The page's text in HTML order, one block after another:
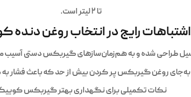
تا ۲ لیتر است.
اشتباهات رایج در انتخاب روغن دنده
نکات تکمیلی برای نگهداری بهتر گیربکس